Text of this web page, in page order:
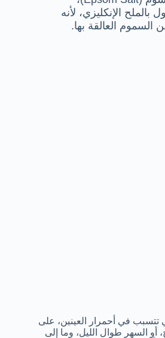
الإنكليزي، لأنه
السموم العالقة بها.
تتسبب في أحمرار العينين، على
أو السهر طوال الليل، وما إلى